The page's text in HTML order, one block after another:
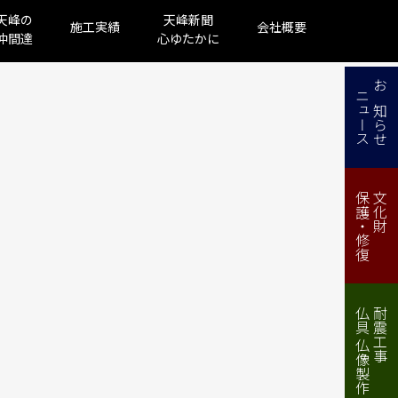
峰の
間達
施工実績
天峰新聞
心ゆたかに
会社概要
お知らせ
ニュース
文化財
保護・修復
耐震工事
仏具 仏像製作・修理